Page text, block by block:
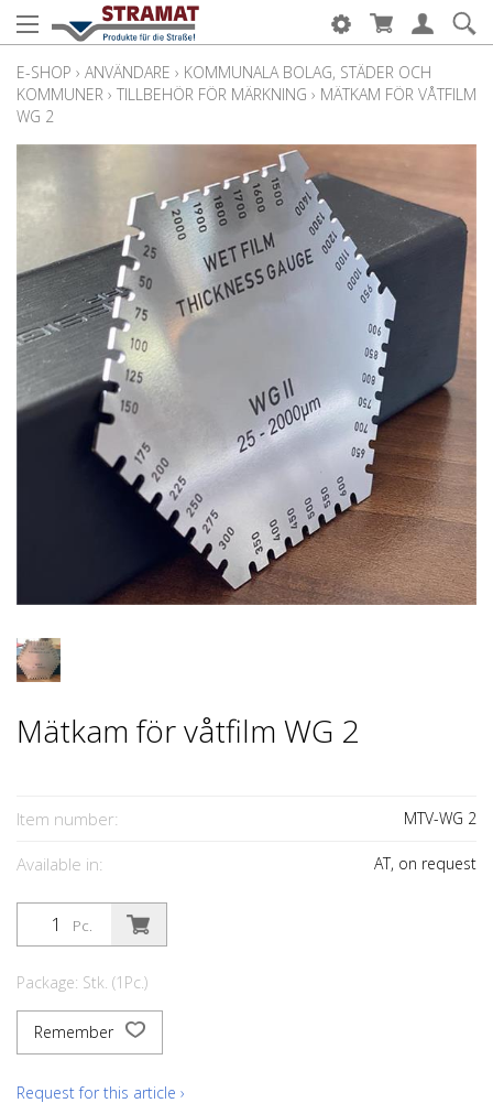
E-SHOP › ANVÄNDARE › KOMMUNALA BOLAG, STÄDER OCH
KOMMUNER › TILLBEHÖR FÖR MÄRKNING › MÄTKAM FÖR VÅTFILM
WG 2
Mätkam för våtfilm WG 2
Item number: MTV-WG 2
Available in: AT, on request
Pc.
Package: Stk. (1Pc.)
Remember
Request for this article ›